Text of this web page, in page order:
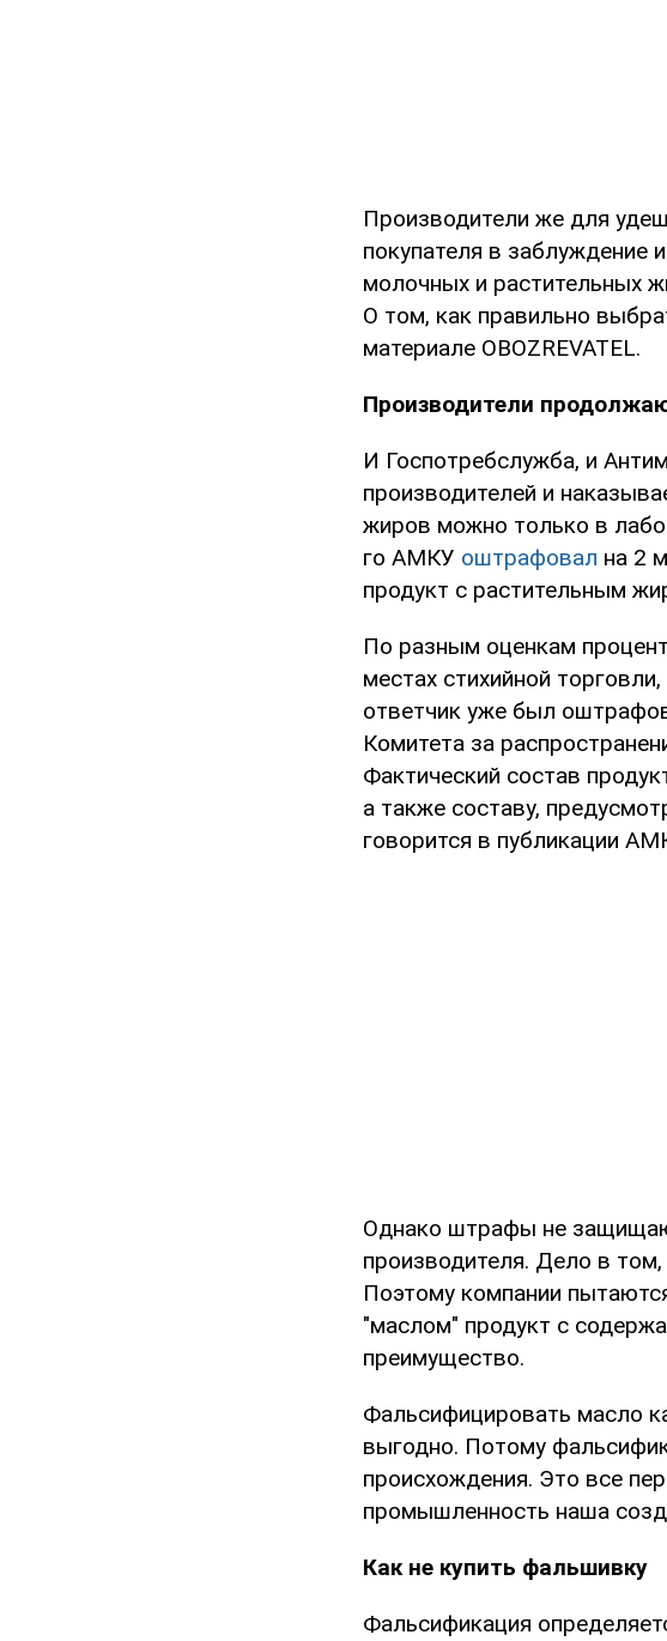
Производители же для
покупателя в заблуждение
молочных и растительных
О том, как правильно
материале OBOZREVATEL.
Производители
И Госпотребслужба, и
производителей и
жиров можно только в
го АМКУ оштрафовал на 2
продукт с растительным
По разным оценкам
местах стихийной
ответчик уже был
Комитета за
Фактический состав
а также составу,
говорится в публикации
Однако штрафы не
производителя. Дело в
Поэтому компании
"маслом" продукт с
преимущество.
Фальсифицировать масло
выгодно. Потому
происхождения. Это все
промышленность наша
Как не купить фальшивку
Фальсификация